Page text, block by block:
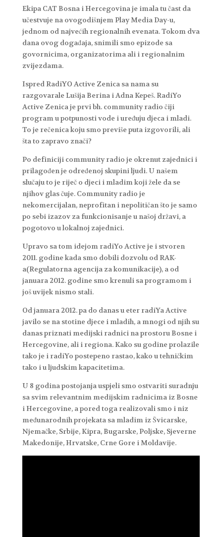
Ekipa CAT Bosna i Hercegovina je imala tu čast da
učestvuje na ovogodišnjem Play Media Day-u,
jednom od najvećih regionalnih evenata. Tokom dva
dana ovog događaja, snimili smo epizode sa
govornicima, organizatorima ali i regionalnim
zvijezdama.
Ispred RadiYO Active Zenica sa nama su
razgovarale Lušija Berina i Adna Kepeš. RadiYo
Active Zenica je prvi bh. community radio čiji
program u potpunosti vode i uređuju djeca i mladi.
To je rečenica koju smo previše puta izgovorili, ali
šta to zapravo znači?
Po definiciji community radio je okrenut zajednici i
prilagođen je određenoj skupini ljudi. U našem
slučaju to je riječ o djeci i mladim koji žele da se
njihov glas čuje. Community radio je
nekomercijalan, neprofitan i nepolitičan što je samo
po sebi izazov za funkcionisanje u našoj državi, a
pogotovo u lokalnoj zajednici.
Upravo sa tom idejom radiYo Active je i stvoren
2011. godine kada smo dobili dozvolu od RAK-
a(Regulatorna agencija za komunikacije), a od
januara 2012. godine smo krenuli sa programom i
još uvijek nismo stali.
Od januara 2012. pa do danas u eter radiYa Active
javilo se na stotine djece i mladih, a mnogi od njih su
danas priznati medijski radnici na prostoru Bosne i
Hercegovine, ali i regiona. Kako su godine prolazile
tako je i radiYo postepeno rastao, kako u tehničkim
tako i u ljudskim kapacitetima.
U 8 godina postojanja uspjeli smo ostvariti suradnju
sa svim relevantnim medijskim radnicima iz Bosne
i Hercegovine, a pored toga realizovali smo i niz
međunarodnih projekata sa mladim iz Švicarske,
Njemačke, Srbije, Kipra, Bugarske, Poljske, Sjeverne
Makedonije, Hrvatske, Crne Gore i Moldavije.